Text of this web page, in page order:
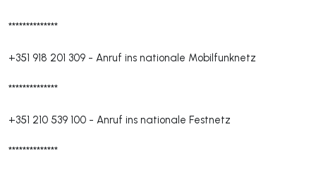
**************
+351 918 201 309 - Anruf ins nationale Mobilfunknetz
**************
+351 210 539 100 - Anruf ins nationale Festnetz
**************